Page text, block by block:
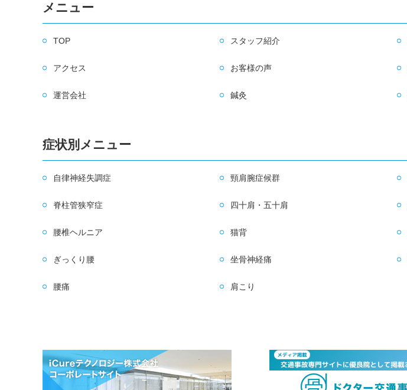
メニュー
TOP スタッフ紹介
アクセス お客様の声
運営会社 鍼灸
症状別メニュー
自律神経失調症 頸肩腕症候群
脊柱管狭窄症 四十肩・五十肩
腰椎ヘルニア 猫背
ぎっくり腰 坐骨神経痛
腰痛 肩こり